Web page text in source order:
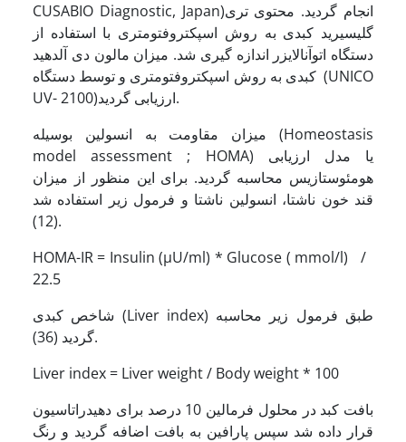
CUSABIO Diagnostic, Japan)انجام گردید. محتوی تری
گلیسیرید کبدی به روش اسپکتروفتومتری با استفاده از
دستگاه اتوآنالایزر اندازه گیری شد. میزان مالون دی آلدهید
کبدی به روش اسپکتروفتومتری و توسط دستگاه (UNICO
UV- 2100)ارزیابی گردید.
میزان مقاومت به انسولین بوسیله (Homeostasis
model assessment ; HOMA) یا مدل ارزیابی
هومئوستازیس محاسبه گردید. برای این منظور از میزان
قند خون ناشتا، انسولین ناشتا و فرمول زیر استفاده شد
(12).
HOMA-IR = Insulin (µU/ml) * Glucose ( mmol/l) /
22.5
شاخص کبدی (Liver index) طبق فرمول زیر محاسبه
گردید (36).
Liver index = Liver weight / Body weight * 100
بافت کبد در محلول فرمالین 10 درصد برای دهیدراتاسیون
قرار داده شد سپس پارافین به بافت اضافه گردید و رنگ